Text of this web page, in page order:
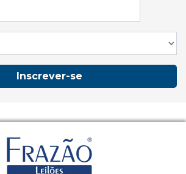
Inscrever-se